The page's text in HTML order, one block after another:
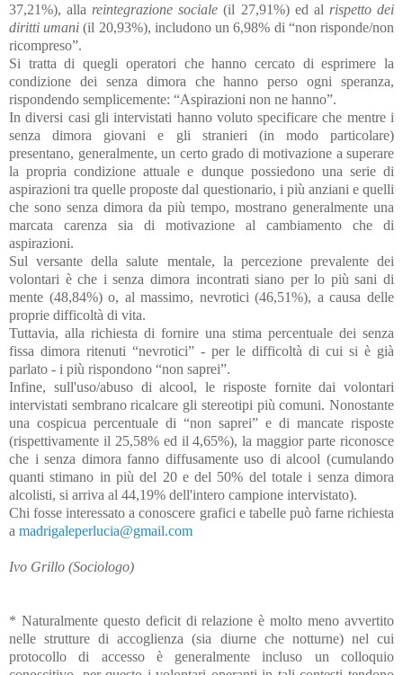
37,21%), alla reintegrazione sociale(il 27,91%) ed al rispetto dei
diritti umani(il 20,93%), includono un 6,98% di “non risponde/non
ricompreso”.
Si tratta di quegli operatori che hanno cercato di esprimere la
condizione dei senza dimora che hanno perso ogni speranza,
rispondendo semplicemente: “Aspirazioni non ne hanno”.
In diversi casi gli intervistati hanno voluto specificare che mentre i
senza dimora giovani e gli stranieri (in modo particolare)
presentano, generalmente, un certo grado di motivazione a superare
la propria condizione attuale e dunque possiedono una serie di
aspirazioni tra quelle proposte dal questionario, i più anziani e quelli
che sono senza dimora da più tempo, mostrano generalmente una
marcata carenza sia di motivazione al cambiamento che di
aspirazioni.
Sul versante della salute mentale, la percezione prevalente dei
volontari è che i senza dimora incontrati siano per lo più sani di
mente (48,84%)o, al massimo, nevrotici (46,51%), a causa delle
proprie difficoltà di vita.
Tuttavia, alla richiesta di fornire una stima percentuale dei senza
fissa dimora ritenuti “nevrotici” - per le difficoltà di cui si è già
parlato - i più rispondono “non saprei”.
Infine, sull'uso/abuso di alcool, le risposte fornite dai volontari
intervistati sembrano ricalcare gli stereotipi più comuni. Nonostante
una cospicua percentuale di “non saprei” e di mancate risposte
(rispettivamente il 25,58% ed il 4,65%), la maggior parte riconosce
che i senza dimora fanno diffusamente uso di alcool (cumulando
quanti stimano in più del 20 e del 50% del totale i senza dimora
alcolisti, si arriva al 44,19% dell'intero campione intervistato).
Chi fosse interessato a conoscere grafici e tabelle può farne richiesta
a madrigaleperlucia@gmail.com
Ivo Grillo (Sociologo)
* Naturalmente questo deficit di relazione è molto meno avvertito
nelle strutture di accoglienza (sia diurne che notturne) nel cui
protocollo di accesso è generalmente incluso un colloquio